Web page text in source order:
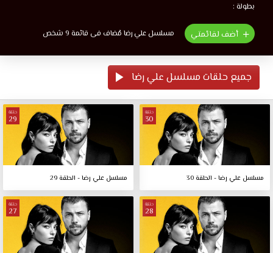
بطولة :
أضف لقائمتي مسلسل علي رضا مُضاف فى قائمة 9 شخص
جميع حلقات مسلسل علي رضا
حلقة
30
مسلسل علي رضا - الحلقة 30
حلقة
29
مسلسل علي رضا - الحلقة 29
حلقة
28
حلقة
27